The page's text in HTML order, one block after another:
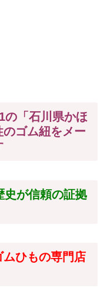
の「石川県かほ
のゴム紐をメー
史が信頼の証拠
ひもの専門店